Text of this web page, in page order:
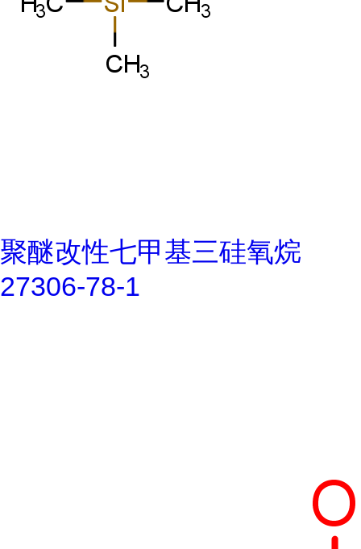
聚醚改性七甲基三硅氧烷
27306-78-1